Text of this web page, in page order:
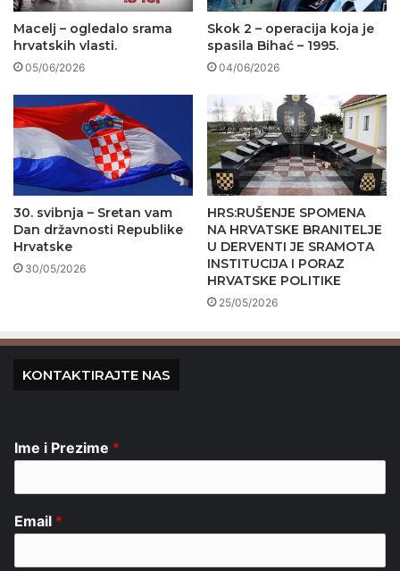
Macelj – ogledalo srama
hrvatskih vlasti.
05/06/2026
Skok 2 – operacija koja je
spasila Bihać – 1995.
04/06/2026
30. svibnja – Sretan vam
Dan državnosti Republike
Hrvatske
30/05/2026
HRS:RUŠENJE SPOMENA
NA HRVATSKE BRANITELJE
U DERVENTI JE SRAMOTA
INSTITUCIJA I PORAZ
HRVATSKE POLITIKE
25/05/2026
KONTAKTIRAJTE NAS
Ime i Prezime *
Email *